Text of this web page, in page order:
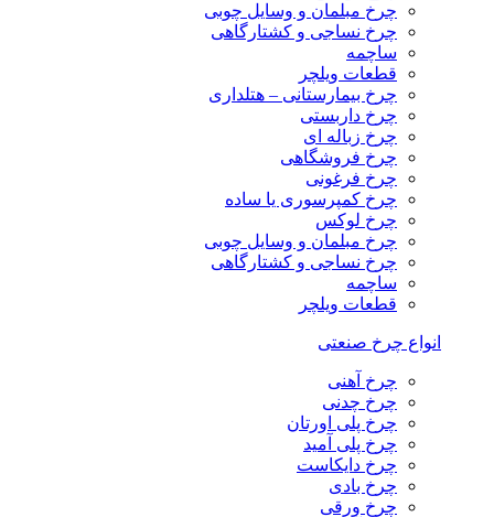
چرخ مبلمان و وسایل چوبی
چرخ نساجی و کشتارگاهی
ساچمه
قطعات ویلچر
چرخ بیمارستانی – هتلداری
چرخ داربستی
چرخ زباله ای
چرخ فروشگاهی
چرخ فرغونی
چرخ کمپرسوری یا ساده
چرخ لوکس
چرخ مبلمان و وسایل چوبی
چرخ نساجی و کشتارگاهی
ساچمه
قطعات ویلچر
انواع چرخ صنعتی
چرخ آهنی
چرخ چدنی
چرخ پلی اورتان
چرخ پلی آمید
چرخ دایکاست
چرخ بادی
چرخ ورقی